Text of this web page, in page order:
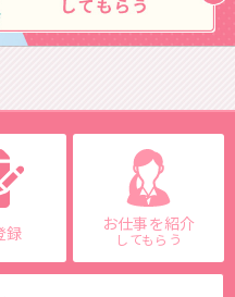
録 お仕事を紹介
してもらう